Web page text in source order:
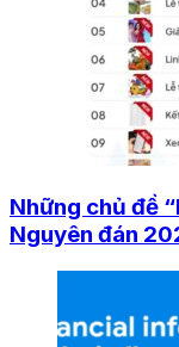
Những chủ đề
Nguyên đán